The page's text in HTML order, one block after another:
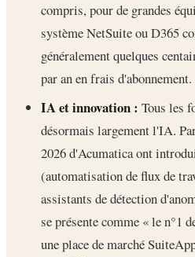
compris, pour de grandes
système NetSuite ou D365
généralement quelques
par an en frais d'abonnement.
IA et innovation : Tous les
désormais largement l'IA.
2026 d'Acumatica ont
(automatisation de flux de
assistants de détection
se présente comme « le n°1
une place de marché